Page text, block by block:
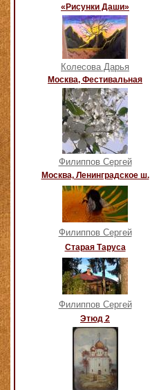
«Рисунки Даши»
Колесова Дарья
Москва, Фестивальная
Филиппов Сергей
Москва, Ленинградское ш.
Филиппов Сергей
Старая Таруса
Филиппов Сергей
Этюд 2